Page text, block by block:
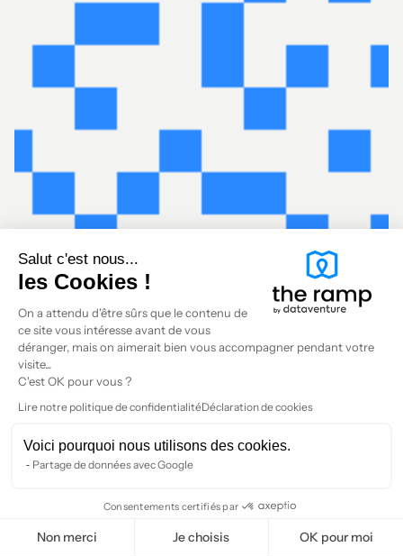
Salut c'est nous...
les Cookies !
On a attendu d'être sûrs que le contenu de
ce site vous intéresse avant de vous
déranger, mais on aimerait bien vous accompagner pendant votre
visite...
C'est OK pour vous ?
Lire notre politique de confidentialitéDéclaration de cookies
Voici pourquoi nous utilisons des cookies.
Partage de données avec Google
Consentements certifiés par
Non merci Je choisis OK pour moi